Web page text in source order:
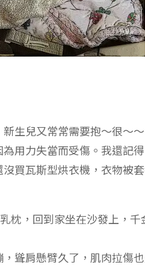
生兒又常常需要抱～很～
用力失當而受傷。我還記
買瓦斯型烘衣機，衣物被
枕，回到家坐在沙發上，
聳肩懸臂久了，肌肉拉傷